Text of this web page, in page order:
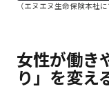
（エヌエヌ生命保険本社に
女性が働き
り」を変え